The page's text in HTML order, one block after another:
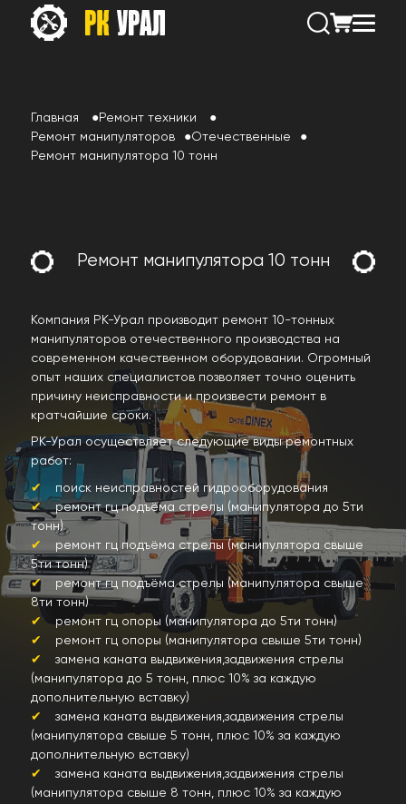
Главная
Ремонт техники
Ремонт манипуляторов
Отечественные
Ремонт манипулятора 10 тонн
Ремонт манипулятора 10 тонн
Компания РК-Урал производит ремонт 10-тонных
манипуляторов отечественного производства на
современном качественном оборудовании. Огромный
опыт наших специалистов позволяет точно оценить
причину неисправности и произвести ремонт в
кратчайшие сроки.
РК-Урал осуществляет следующие виды ремонтных
работ:
поиск неисправностей гидрооборудования
ремонт гц подъёма стрелы (манипулятора до 5ти
тонн)
ремонт гц подъёма стрелы (манипулятора свыше
5ти тонн)
ремонт гц подъёма стрелы (манипулятора свыше
8ти тонн)
ремонт гц опоры (манипулятора до 5ти тонн)
ремонт гц опоры (манипулятора свыше 5ти тонн)
замена каната выдвижения,задвижения стрелы
(манипулятора до 5 тонн, плюс 10% за каждую
дополнительную вставку)
замена каната выдвижения,задвижения стрелы
(манипулятора свыше 5 тонн, плюс 10% за каждую
дополнительную вставку)
замена каната выдвижения,задвижения стрелы
(манипулятора свыше 8 тонн, плюс 10% за каждую